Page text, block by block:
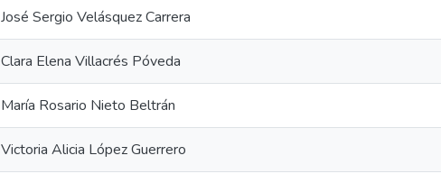
José Sergio Velásquez Carrera
Clara Elena Villacrés Póveda
María Rosario Nieto Beltrán
Victoria Alicia López Guerrero